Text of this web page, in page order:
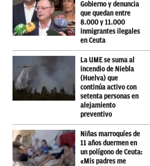
Gobierno y denuncia
que quedan entre
8.000 y 11.000
inmigrantes ilegales
en Ceuta
La UME se suma al
incendio de Niebla
(Huelva) que
continúa activo con
setenta personas en
alejamiento
preventivo
Niñas marroquíes de
11 años duermen en
un polígono de Ceuta:
«Mis padres me